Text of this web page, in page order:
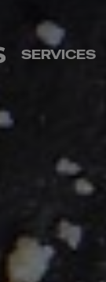
SERVICES